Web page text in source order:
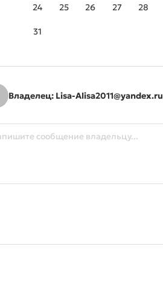
24 25 26 27 28
31
Владелец: Lisa-Alisa2011@yandex.ru